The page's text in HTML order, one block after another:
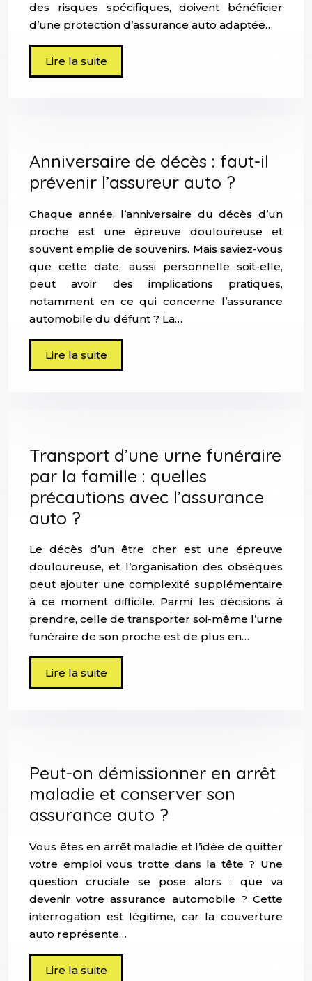
des risques spécifiques, doivent bénéficier
d’une protection d’assurance auto adaptée…
Lire la suite
Anniversaire de décès : faut-il
prévenir l’assureur auto ?
Chaque année, l’anniversaire du décès d’un
proche est une épreuve douloureuse et
souvent emplie de souvenirs. Mais saviez-vous
que cette date, aussi personnelle soit-elle,
peut avoir des implications pratiques,
notamment en ce qui concerne l’assurance
automobile du défunt ? La…
Lire la suite
Transport d’une urne funéraire
par la famille : quelles
précautions avec l’assurance
auto ?
Le décès d’un être cher est une épreuve
douloureuse, et l’organisation des obsèques
peut ajouter une complexité supplémentaire
à ce moment difficile. Parmi les décisions à
prendre, celle de transporter soi-même l’urne
funéraire de son proche est de plus en…
Lire la suite
Peut-on démissionner en arrêt
maladie et conserver son
assurance auto ?
Vous êtes en arrêt maladie et l’idée de quitter
votre emploi vous trotte dans la tête ? Une
question cruciale se pose alors : que va
devenir votre assurance automobile ? Cette
interrogation est légitime, car la couverture
auto représente…
Lire la suite